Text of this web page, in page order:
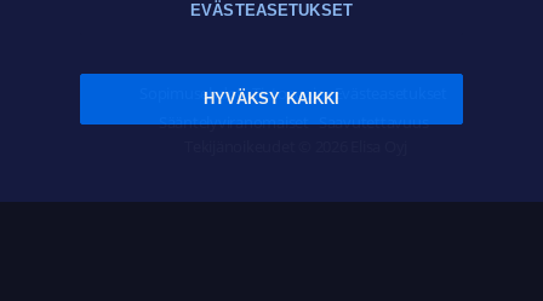
Sopimusehdot Tietosuoja Evästeasetukset
Sääntelyviranomaiset Saavutettavuus
EVÄSTEASETUKSET
HYVÄKSY KAIKKI